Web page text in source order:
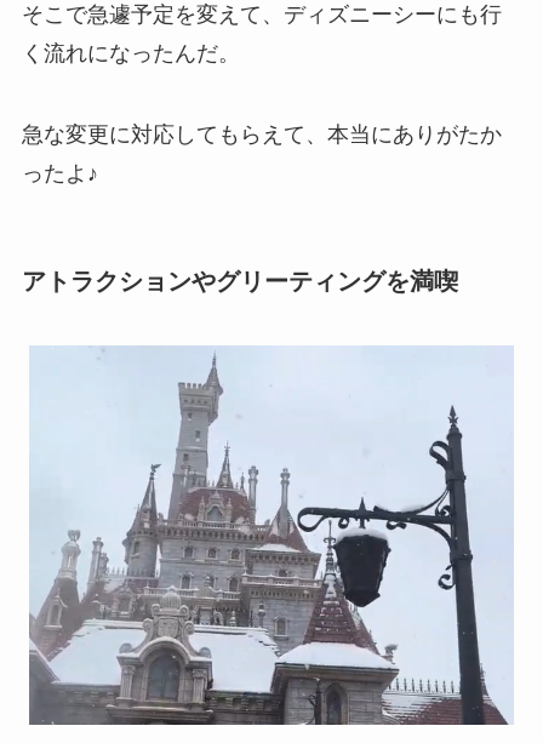
そこで急遽予定を変えて、ディズニーシーにも行
く流れになったんだ。
急な変更に対応してもらえて、本当にありがたか
ったよ♪
アトラクションやグリーティングを満喫